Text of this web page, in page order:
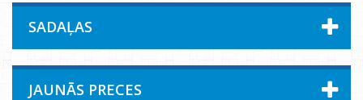
SADAĻAS
JAUNĀS PRECES